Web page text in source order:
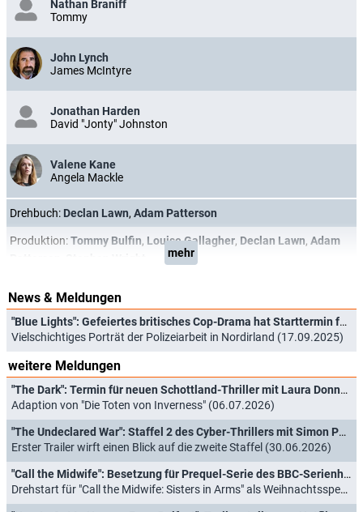
Nathan Braniff
Tommy
John Lynch
James McIntyre
Jonathan Harden
David "Jonty" Johnston
Valene Kane
Angela Mackle
Drehbuch: Declan Lawn, Adam Patterson
Produktion:Tommy Bulfin, Louise Gallagher, Declan Lawn, Adam
mehr
News & Meldungen
"Blue Lights": Gefeiertes britisches Cop-Drama hat Starttermin für neue Staffel
Vielschichtiges Porträt der Polizeiarbeit in Nordirland (17.09.2025)
weitere Meldungen
"The Dark": Termin für neuen Schottland-Thriller mit Laura Donnelly ("Outlander")
Adaption von "Die Toten von Inverness" (06.07.2026)
"The Undeclared War": Staffel 2 des Cyber-Thrillers mit Simon Pegg findet Termin
Erster Trailer wirft einen Blick auf die zweite Staffel (30.06.2026)
"Call the Midwife": Besetzung für Prequel-Serie des BBC-Serienhits steht fest
Drehstart für "Call the Midwife: Sisters in Arms" als Weihnachtsspecial 2026 (19.06.2026)